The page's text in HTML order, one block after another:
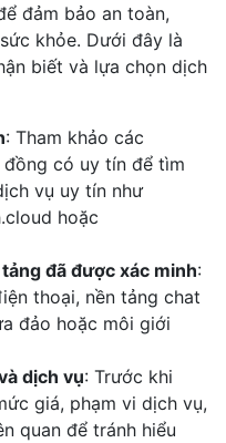
đảm bảo an toàn,
khỏe. Dưới đây là
biết và lựa chọn dịch
: Tham khảo các
có uy tín để tìm
vụ uy tín như
hoặc
đã được xác minh:
thoại, nền tảng chat
đảo hoặc môi giới
dịch vụ: Trước khi
giá, phạm vi dịch vụ,
quan để tránh hiểu